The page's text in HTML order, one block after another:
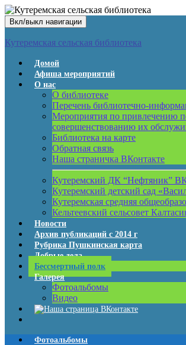
Вкл/выкл навигации
Кутеремская сельская библиотека
Домой
Афиша мероприятий
О нас
О библиотеке
Перечень библиотечно-
Мероприятия по привлечению
совершенствованию их
Библиотека на карте
Обратная связь
Наша страничка ВКонтакте
Кутеремский ДК “Нефтяник”
Кутеремский детский сад
Кутеремская средняя
Кельтеевский сельсовет
Новости
Архив публикаций с 2014 г
Рубрика Пушкинская карта
Добрые дела
Бессмертный полк
Галерея
Фотоальбомы
Видео
Фотоальбомы